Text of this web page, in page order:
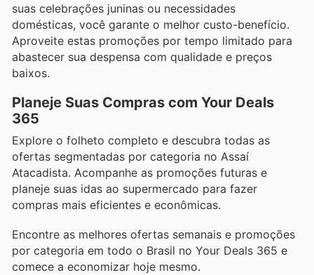
suas celebrações juninas ou necessidades
domésticas, você garante o melhor custo-benefício.
Aproveite estas promoções por tempo limitado para
abastecer sua despensa com qualidade e preços
baixos.
Planeje Suas Compras com Your Deals
365
Explore o folheto completo e descubra todas as
ofertas segmentadas por categoria no Assaí
Atacadista. Acompanhe as promoções futuras e
planeje suas idas ao supermercado para fazer
compras mais eficientes e econômicas.
Encontre as melhores ofertas semanais e promoções
por categoria em todo o Brasil no Your Deals 365 e
comece a economizar hoje mesmo.